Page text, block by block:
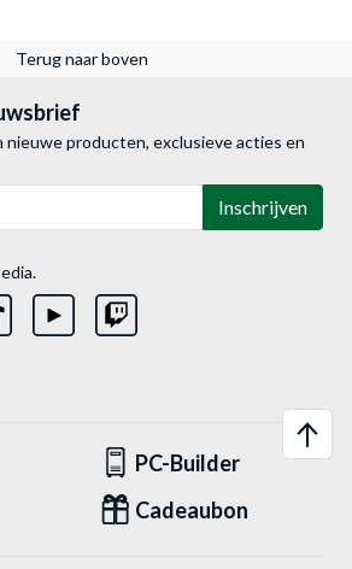
Terug naar boven
nieuwe producten, exclusieve acties en
Inschrijven
PC-Builder
Cadeaubon